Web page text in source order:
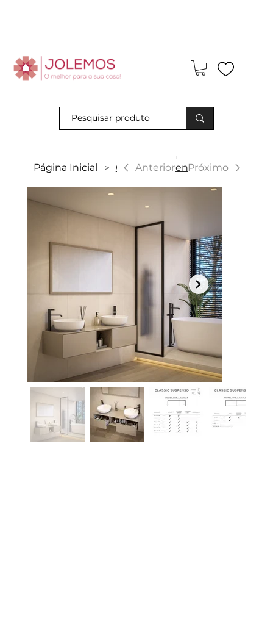
Página Inicial > Classic Suspenso
Anterior Próximo